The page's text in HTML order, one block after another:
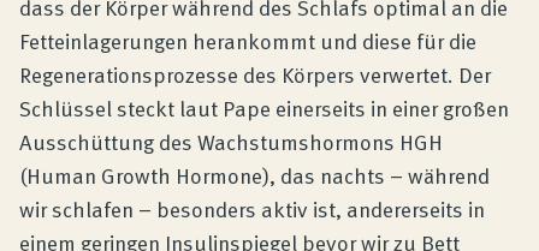
dass der Körper während des Schlafs optimal an die
Fetteinlagerungen herankommt und diese für die
Regenerationsprozesse des Körpers verwertet. Der
Schlüssel steckt laut Pape einerseits in einer großen
Ausschüttung des Wachstumshormons HGH
(Human Growth Hormone), das nachts – während
wir schlafen – besonders aktiv ist, andererseits in
einem geringen Insulinspiegel bevor wir zu Bett